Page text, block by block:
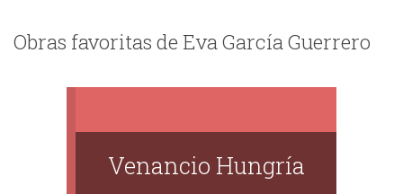
Obras favoritas de Eva García Guerrero
Venancio Hungría